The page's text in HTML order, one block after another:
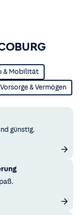
& Mobilität
& Vermögen
günstig.